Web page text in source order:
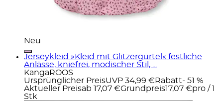
Neu
Jerseykleid »Kleid mit Glitzergürtel« festliche
Anlässe, kniefrei, modischer Stil, ...
KangaROOS
Ursprünglicher PreisUVP 34,99 € Rabatt- 51 %
Aktueller Preisab 17,07 €Grundpreis17,07 €pro / 1
Stk